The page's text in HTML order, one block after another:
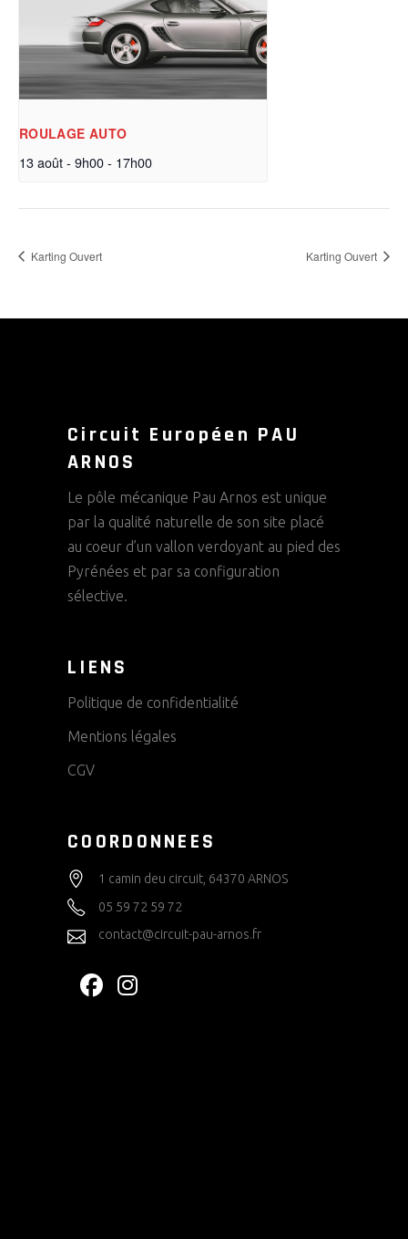
ROULAGE AUTO
13 août - 9h00- 17h00
Karting Ouvert Karting Ouvert
Circuit Européen PAU
ARNOS
Le pôle mécanique Pau Arnos est unique
par la qualité naturelle de son site placé
au coeur d’un vallon verdoyant au pied des
Pyrénées et par sa configuration
sélective.
LIENS
Politique de confidentialité
Mentions légales
CGV
COORDONNEES
1 camin deu circuit, 64370 ARNOS
05 59 72 59 72
contact@circuit-pau-arnos.fr